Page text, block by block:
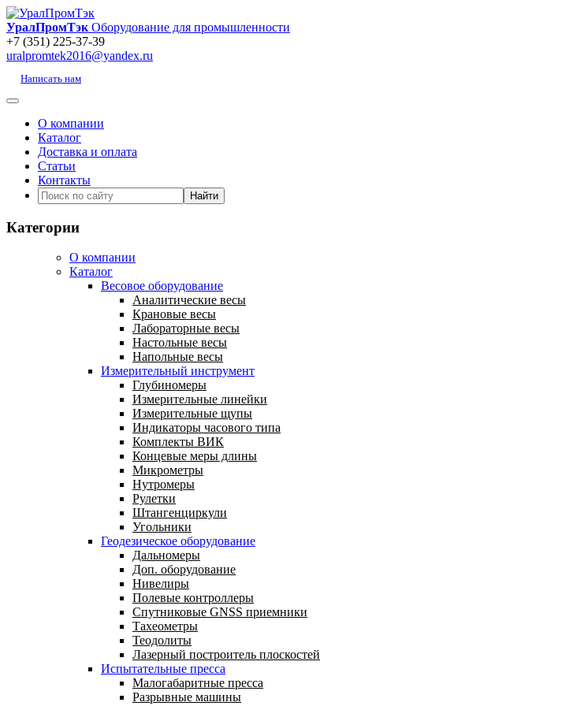
УралПромТэк Оборудование для промышленности
+7 (351) 225-37-39
uralpromtek2016@yandex.ru
Написать нам
О компании
Каталог
Доставка и оплата
Статьи
Контакты
Категории
О компании
Каталог
Весовое оборудование
Аналитические весы
Крановые весы
Лабораторные весы
Настольные весы
Напольные весы
Измерительный инструмент
Глубиномеры
Измерительные линейки
Измерительные щупы
Индикаторы часового типа
Комплекты ВИК
Концевые меры длины
Микрометры
Нутромеры
Рулетки
Штангенциркули
Угольники
Геодезическое оборудование
Дальномеры
Доп. оборудование
Нивелиры
Полевые контроллеры
Спутниковые GNSS приемники
Тахеометры
Теодолиты
Лазерный построитель плоскостей
Испытательные пресса
Малогабаритные пресса
Разрывные машины